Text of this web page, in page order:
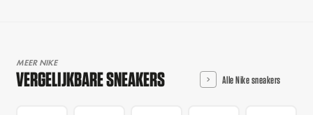
MEER NIKE
VERGELIJKBARE SNEAKERS Alle Nike sneakers